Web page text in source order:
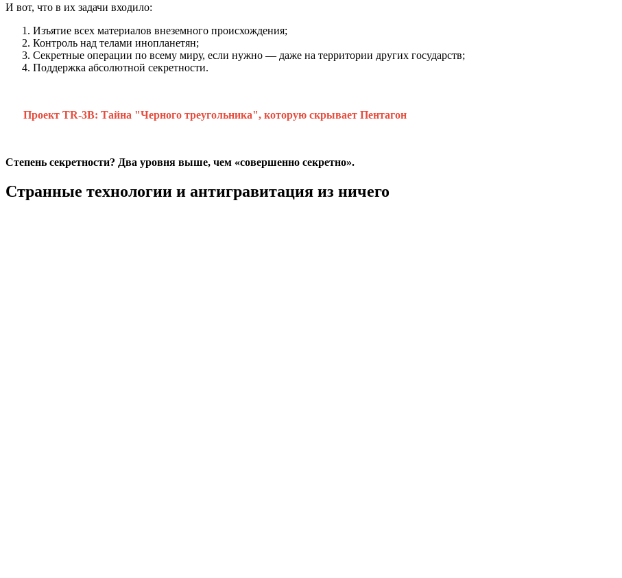
И вот, что в их задачи входило:
Изъятие всех материалов внеземного происхождения;
Контроль над телами инопланетян;
Секретные операции по всему миру, если нужно — даже на территории других государств;
Поддержка абсолютной секретности.
Проект TR-3B: Тайна "Черного треугольника", которую скрывает Пентагон
Степень секретности? Два уровня выше, чем «совершенно секретно».
Странные технологии и антигравитация из ничего